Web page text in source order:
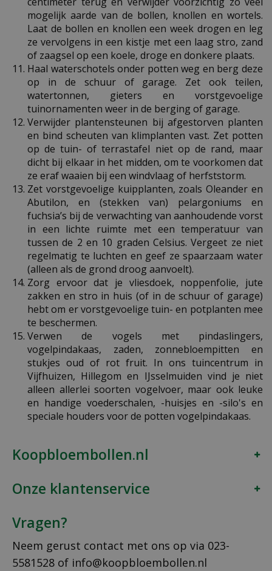
mogelijk aarde van de bollen, knollen en wortels.
Laat de bollen en knollen een week drogen en leg
ze vervolgens in een kistje met een laag stro, zand
of zaagsel op een koele, droge en donkere plaats.
Haal waterschotels onder potten weg en berg deze
op in de schuur of garage. Zet ook teilen,
watertonnen, gieters en vorstgevoelige
tuinornamenten weer in de berging of garage.
Verwijder plantensteunen bij afgestorven planten
en bind scheuten van klimplanten vast. Zet potten
op de tuin- of terrastafel niet op de rand, maar
dicht bij elkaar in het midden, om te voorkomen dat
ze eraf waaien bij een windvlaag of herfststorm.
Zet vorstgevoelige kuipplanten, zoals Oleander en
Abutilon, en (stekken van) pelargoniums en
fuchsia’s bij de verwachting van aanhoudende vorst
in een lichte ruimte met een temperatuur van
tussen de 2 en 10 graden Celsius. Vergeet ze niet
regelmatig te luchten en geef ze spaarzaam water
(alleen als de grond droog aanvoelt).
Zorg ervoor dat je vliesdoek, noppenfolie, jute
zakken en stro in huis (of in de schuur of garage)
hebt om er vorstgevoelige tuin- en potplanten mee
te beschermen.
Verwen de vogels met pindaslingers,
vogelpindakaas, zaden, zonnebloempitten en
stukjes oud of rot fruit. In ons tuincentrum in
Vijfhuizen, Hillegom en IJsselmuiden vind je niet
alleen allerlei soorten vogelvoer, maar ook leuke
en handige voederschalen, -huisjes en -silo's en
speciale houders voor de potten vogelpindakaas.
Koopbloembollen.nl
Onze klantenservice
Vragen?
Neem gerust contact met ons op via 023-
5581528 of info@koopbloembollen.nl